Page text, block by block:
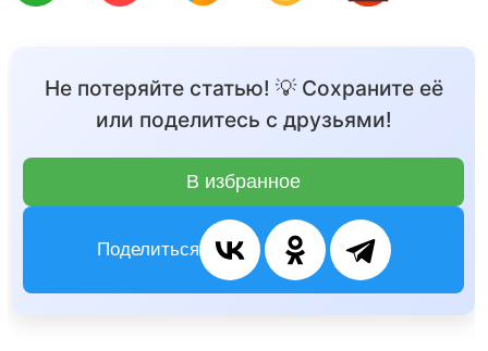
Не потеряйте статью! 💡 Сохраните её
или поделитесь с друзьями!
В избранное
Поделиться